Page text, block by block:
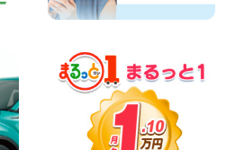
8月限定!平日限定レンタカー
100円レンタカー 三河安城
2026年08月06日
ませんか?? 兵庫県 加古川店
100円レンタカー 加古川
2026年08月06日